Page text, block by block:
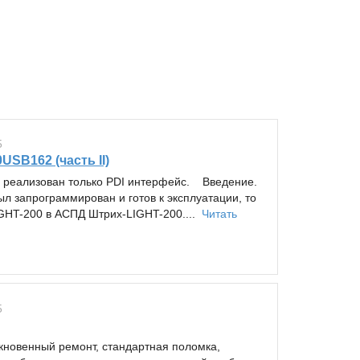
(часть II)
только PDI интерфейс. Введение.
и готов к эксплуатации, то
200 в АСПД Штрих-LIGHT-200.... Читать
ремонт, стандартная поломка,